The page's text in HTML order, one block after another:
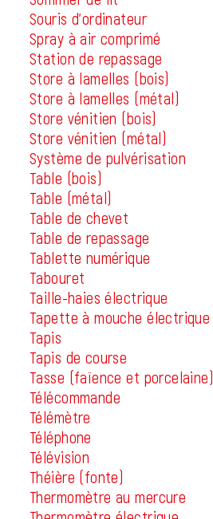
Souris d'ordinateur
Spray à air comprimé
Station de repassage
Store à lamelles (bois)
Store à lamelles (métal)
Store vénitien (bois)
Store vénitien (métal)
Système de pulvérisation
Table (bois)
Table (métal)
Table de chevet
Table de repassage
Tablette numérique
Tabouret
Taille-haies électrique
Tapette à mouche électrique
Tapis
Tapis de course
Tasse (faïence et porcelaine)
Télécommande
Télémètre
Téléphone
Télévision
Théière (fonte)
Thermomètre au mercure